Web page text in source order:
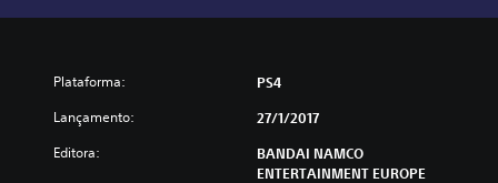
Plataforma: PS4
Lançamento: 27/1/2017
Editora:
BANDAI NAMCO
ENTERTAINMENT EUROPE